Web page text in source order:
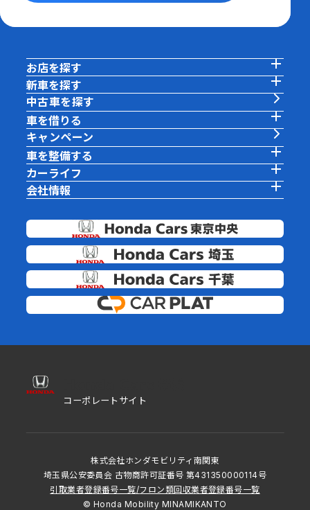
お店を探す
新車を探す
中古車を探す
車を借りる
キャンペーン
車を整備する
カーライフ
会社情報
コーポレートサイト
株式会社ホンダモビリティ南関東
埼玉県公安委員会 古物商許可証番号 第431350000114号
引取業者登録番号一覧/フロン類回収業者登録番号一覧
© Honda Mobility MINAMIKANTO